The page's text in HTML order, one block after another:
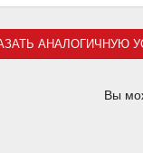
АНАЛОГИЧНУЮ
Вы